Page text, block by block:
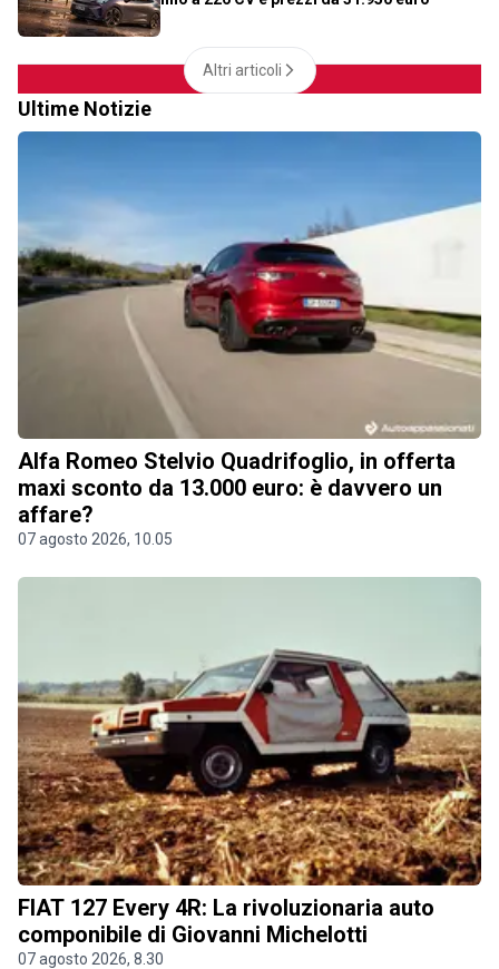
Altri articoli
Ultime Notizie
Alfa Romeo Stelvio Quadrifoglio, in offerta
maxi sconto da 13.000 euro: è davvero un
affare?
07 agosto 2026, 10.05
FIAT 127 Every 4R: La rivoluzionaria auto
componibile di Giovanni Michelotti
07 agosto 2026, 8.30